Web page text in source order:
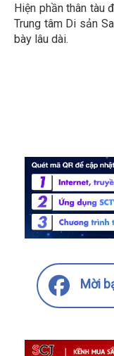
Hiện phần thân tàu
Trung tâm Di sản
bày lâu dài.
Mời